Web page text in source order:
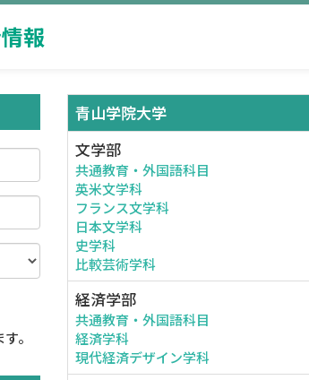
報
。
青山学院大学
文学部
共通教育・外国語科目
英米文学科
フランス文学科
日本文学科
史学科
比較芸術学科
経済学部
共通教育・外国語科目
経済学科
現代経済デザイン学科